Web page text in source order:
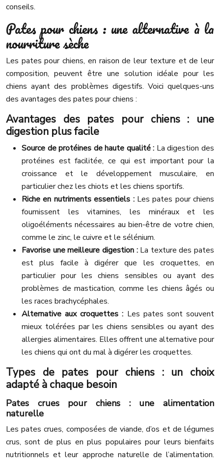
conseils.
Pates pour chiens : une alternative à la
nourriture sèche
Les pates pour chiens, en raison de leur texture et de leur
composition, peuvent être une solution idéale pour les
chiens ayant des problèmes digestifs. Voici quelques-uns
des avantages des pates pour chiens :
Avantages des pates pour chiens : une
digestion plus facile
Source de protéines de haute qualité : La digestion des
protéines est facilitée, ce qui est important pour la
croissance et le développement musculaire, en
particulier chez les chiots et les chiens sportifs.
Riche en nutriments essentiels : Les pates pour chiens
fournissent les vitamines, les minéraux et les
oligoéléments nécessaires au bien-être de votre chien,
comme le zinc, le cuivre et le sélénium.
Favorise une meilleure digestion : La texture des pates
est plus facile à digérer que les croquettes, en
particulier pour les chiens sensibles ou ayant des
problèmes de mastication, comme les chiens âgés ou
les races brachycéphales.
Alternative aux croquettes : Les pates sont souvent
mieux tolérées par les chiens sensibles ou ayant des
allergies alimentaires. Elles offrent une alternative pour
les chiens qui ont du mal à digérer les croquettes.
Types de pates pour chiens : un choix
adapté à chaque besoin
Pates crues pour chiens : une alimentation
naturelle
Les pates crues, composées de viande, d’os et de légumes
crus, sont de plus en plus populaires pour leurs bienfaits
nutritionnels et leur approche naturelle de l’alimentation.